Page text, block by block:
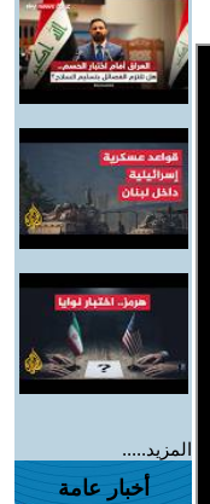
المزيد.....
أخبار عامة